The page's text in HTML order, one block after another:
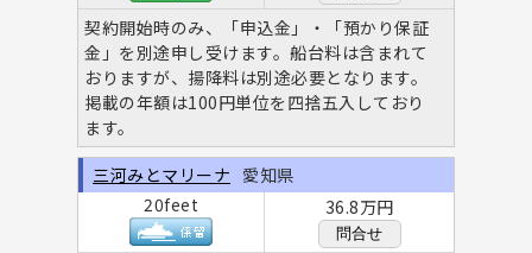
契約開始時のみ、「申込金」・「預かり保証
金」を別途申し受けます。船台料は含まれて
おりますが、揚降料は別途必要となります。
掲載の年額は100円単位を四捨五入しており
ます。
20feet 36.8万円
問合せ
三河みとマリーナ 愛知県